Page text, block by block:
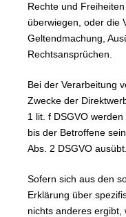
Rechte und
überwiegen, oder die
Geltendmachung,
Rechtsansprüchen.
Bei der Verarbeitung
Zwecke der
1 lit. f DSGVO
bis der Betroffene
Abs. 2 DSGVO ausübt.
Sofern sich aus den
Erklärung über
nichts anderes